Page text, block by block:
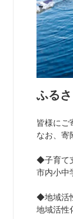
ふる
皆様にご
なお、寄
◆子育て
市内小中
◆地域活
地域活性